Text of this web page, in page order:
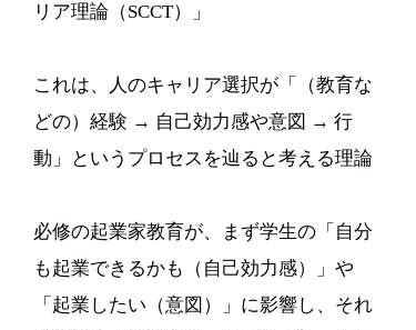
リア理論（SCCT）」
これは、人のキャリア選択が「（教育な
どの）経験 → 自己効力感や意図 → 行
動」というプロセスを辿ると考える理論
必修の起業家教育が、まず学生の「自分
も起業できるかも（自己効力感）」や
「起業したい（意図）」に影響し、それ